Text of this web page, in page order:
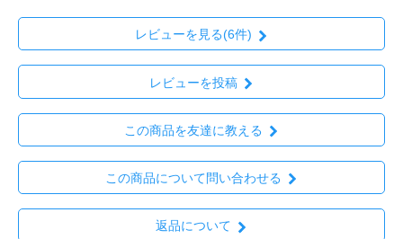
レビューを見る(6件)
レビューを投稿
この商品を友達に教える
この商品について問い合わせる
返品について